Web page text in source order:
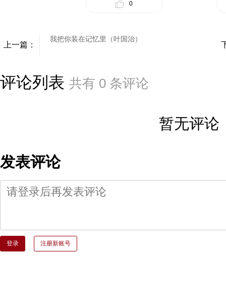
0
上一篇：
我把你装在记忆里（叶国治）
评论列表 共有 0 条评论
暂无评论
发表评论
登录 注册新账号